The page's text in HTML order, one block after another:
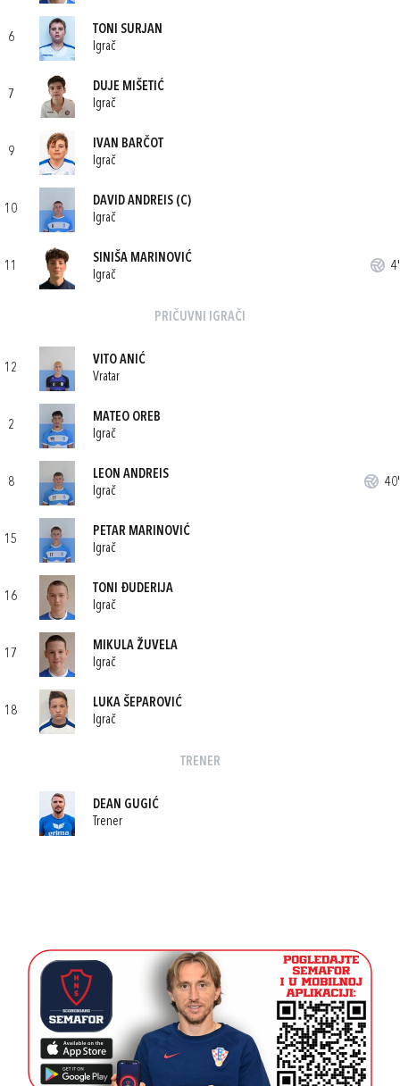
6
TONI SURJAN
Igrač
7
DUJE MIŠETIĆ
Igrač
9
IVAN BARČOT
Igrač
10
DAVID ANDREIS (C)
Igrač
11
SINIŠA MARINOVIĆ
Igrač
4'
PRIČUVNI IGRAČI
12
VITO ANIĆ
Vratar
2
MATEO OREB
Igrač
8
LEON ANDREIS
Igrač
40'
15
PETAR MARINOVIĆ
Igrač
16
TONI ĐUDERIJA
Igrač
17
MIKULA ŽUVELA
Igrač
18
LUKA ŠEPAROVIĆ
Igrač
TRENER
DEAN GUGIĆ
Trener